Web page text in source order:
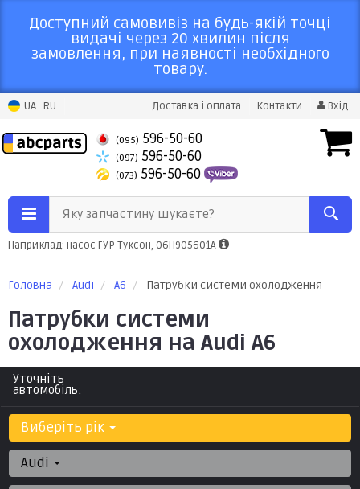
Доступний самовивіз на будь-якій точці
видачі через 20 хвилин після
замовлення, при наявності необхідного
товару.
UA RU Доставка і оплата Контакти Вхід
(095) 596-50-60
(097) 596-50-60
(073) 596-50-60
Яку запчастину шукаєте?
Наприклад: насос ГУР Туксон, 06H905601A
Головна Audi A6 Патрубки системи охолодження
Патрубки системи
охолодження на Audi A6
Уточніть
автомобіль:
Виберіть рік
Audi